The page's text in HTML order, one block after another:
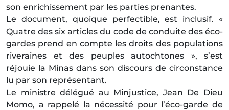
son enrichissement par les parties prenantes.
Le document, quoique perfectible, est inclusif. «
Quatre des six articles du code de conduite des éco-
gardes prend en compte les droits des populations
riveraines et des peuples autochtones », s’est
réjouie la Minas dans son discours de circonstance
lu par son représentant.
Le ministre délégué au Minjustice, Jean De Dieu
Momo, a rappelé la nécessité pour l’éco-garde de